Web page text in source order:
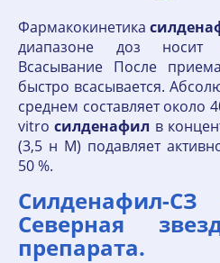
Фармакокинетика
диапазоне доз носит
Всасывание После
быстро всасывается.
среднем составляет около
vitroсилденафил в
(3,5 н М) подавляет
50 %.
Силденафил-
Северная
препарата.